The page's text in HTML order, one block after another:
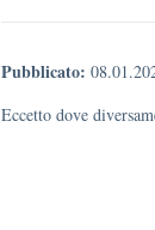
Pubblicato:
Eccetto dove